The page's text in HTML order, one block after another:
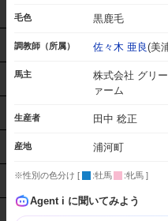
毛色 黒鹿毛
調教師（所属） 佐々木 亜良(美
馬主
株式会社 グリ
ァーム
生産者 田中 稔正
産地 浦河町
※性別の色分け [ :牡馬 :牝馬 ]
Agent i に聞いてみよう